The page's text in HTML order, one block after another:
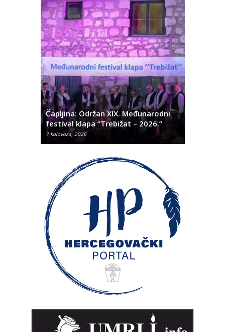
Čapljina: Održan XIX. Međunarodni
festival klapa “Trebižat – 2026.”
7 kolovoza, 2026